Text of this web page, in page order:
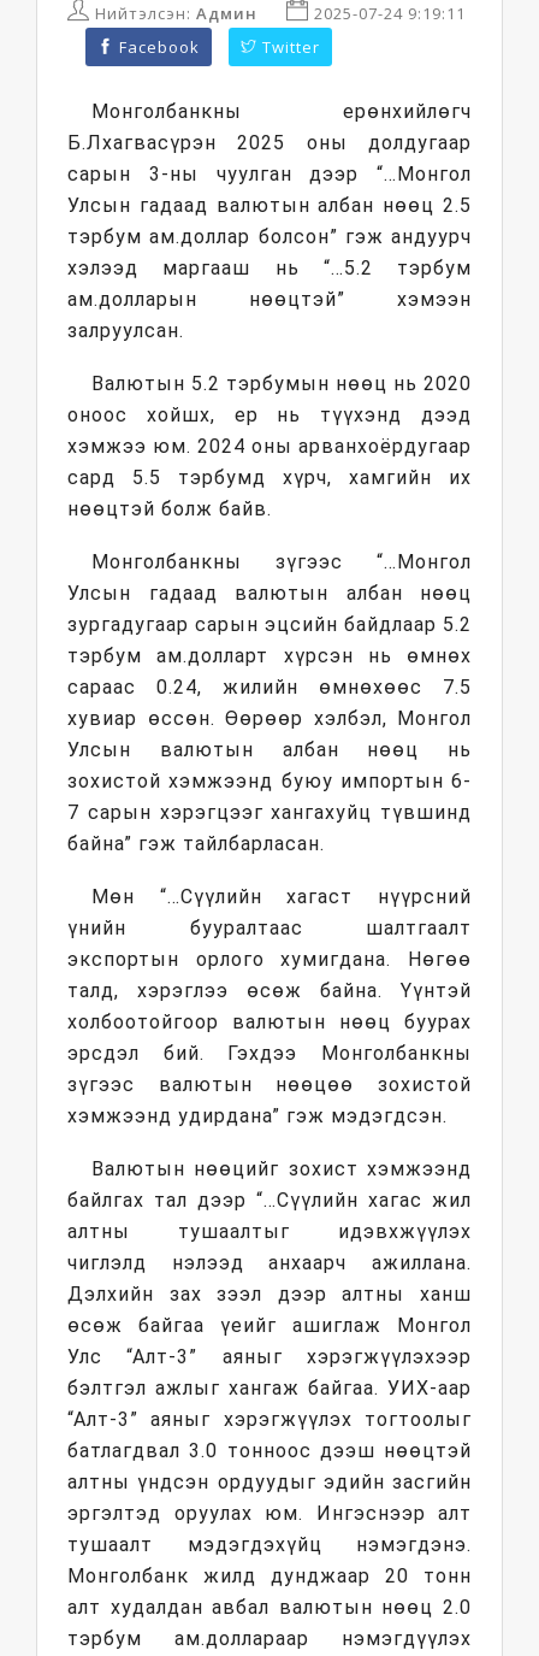
Нийтэлсэн: Админ
2025-07-24 9:19:11
Facebook
Twitter
Монголбанкны ерөнхийлөгч
Б.Лхагвасүрэн 2025 оны долдугаар
сарын 3-ны чуулган дээр “…Монгол
Улсын гадаад валютын албан нөөц 2.5
тэрбум ам.доллар болсон” гэж андуурч
хэлээд маргааш нь “…5.2 тэрбум
ам.долларын нөөцтэй” хэмээн
залруулсан.
Валютын 5.2 тэрбумын нөөц нь 2020
оноос хойшх, ер нь түүхэнд дээд
хэмжээ юм. 2024 оны арванхоёрдугаар
сард 5.5 тэрбумд хүрч, хамгийн их
нөөцтэй болж байв.
Монголбанкны зүгээс “…Монгол
Улсын гадаад валютын албан нөөц
зургадугаар сарын эцсийн байдлаар 5.2
тэрбум ам.долларт хүрсэн нь өмнөх
сараас 0.24, жилийн өмнөхөөс 7.5
хувиар өссөн. Өөрөөр хэлбэл, Монгол
Улсын валютын албан нөөц нь
зохистой хэмжээнд буюу импортын 6-
7 сарын хэрэгцээг хангахуйц түвшинд
байна” гэж тайлбарласан.
Мөн “…Сүүлийн хагаст нүүрсний
үнийн бууралтаас шалтгаалт
экспортын орлого хумигдана. Нөгөө
талд, хэрэглээ өсөж байна. Үүнтэй
холбоотойгоор валютын нөөц буурах
эрсдэл бий. Гэхдээ Монголбанкны
зүгээс валютын нөөцөө зохистой
хэмжээнд удирдана” гэж мэдэгдсэн.
Валютын нөөцийг зохист хэмжээнд
байлгах тал дээр “…Сүүлийн хагас жил
алтны тушаалтыг идэвхжүүлэх
чиглэлд нэлээд анхаарч ажиллана.
Дэлхийн зах зээл дээр алтны ханш
өсөж байгаа үеийг ашиглаж Монгол
Улс “Алт-3” аяныг хэрэгжүүлэхээр
бэлтгэл ажлыг хангаж байгаа. УИХ-аар
“Алт-3” аяныг хэрэгжүүлэх тогтоолыг
батлагдвал 3.0 тонноос дээш нөөцтэй
алтны үндсэн ордуудыг эдийн засгийн
эргэлтэд оруулах юм. Ингэснээр алт
тушаалт мэдэгдэхүйц нэмэгдэнэ.
Монголбанк жилд дунджаар 20 тонн
алт худалдан авбал валютын нөөц 2.0
тэрбум ам.доллараар нэмэгдүүлэх